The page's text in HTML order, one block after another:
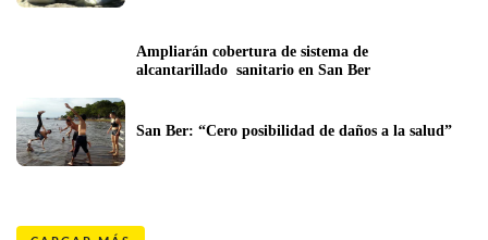
Ampliarán cobertura de sistema de
alcantarillado  sanitario en San Ber
San Ber: “Cero posibilidad de daños a la salud”